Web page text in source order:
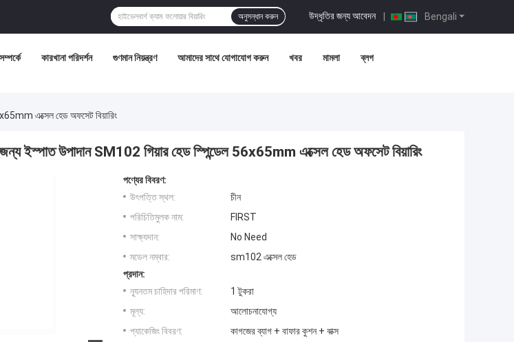
Bengali
উদ্ধৃতির জন্য আবেদন |
অনুসন্ধান করুন
কারখানা পরিদর্শন গুণমান নিয়ন্ত্রণ আমাদের সাথে যোগাযোগ করুন খবর মামলা ব্লগ
এক্সেল হেড অফসেট বিয়ারিং
ইস্পাত উপাদান SM102 গিয়ার হেড স্পিন্ডেল 56x65mm এক্সেল হেড অফসেট বিয়ারিং
পণ্যের বিবরণ:
উৎপত্তি স্থল:
চীন
পরিচিতিমুলক নাম:
FIRST
সাক্ষ্যদান:
No Need
মডেল নম্বার:
sm102 এক্সেল হেড
প্রদান:
ন্যূনতম চাহিদার পরিমাণ:
1 টুকরা
মূল্য:
আলোচনাযোগ্য
প্যাকেজিং বিবরণ:
কাগজের ব্যাগ + বাফার কুশন + বাক্স